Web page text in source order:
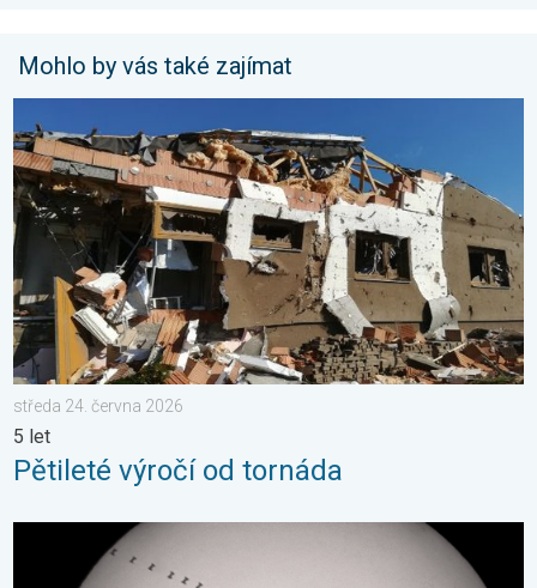
Mohlo by vás také zajímat
středa 24. června 2026
5 let
Pětileté výročí od tornáda
Přelet vesmírné stanice před Sluncem. Zajímavé pozorování.